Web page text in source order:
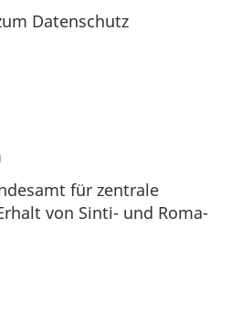
Datenschutz
für zentrale
von Sinti- und Roma-